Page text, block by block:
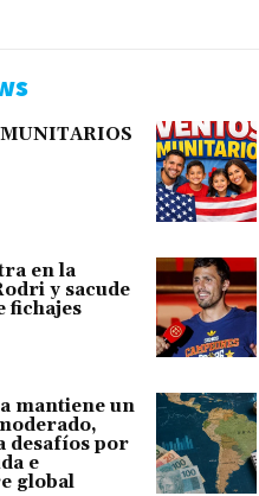
en la
y sacude
fichajes
mantiene un
desafíos por
e
global